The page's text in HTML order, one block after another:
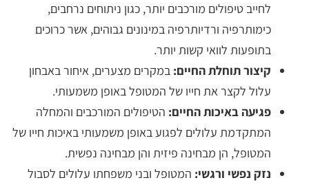
לחייב טיפולים מורכבים יותר, כגון ניתוחים נרחבים,
כימותרפיה ורדיותרפיה במינונים גבוהים, אשר כרוכים
בתופעות לוואי קשות יותר.
קיצור תוחלת החיים: במקרים מצערים, איחור באבחון
עלול לקצר את חייו של המטופל באופן משמעותי.
פגיעה באיכות החיים: הטיפולים המורכבים והמחלה
המתקדמת עלולים לפגוע באופן משמעותי באיכות חייו של
המטופל, הן מבחינה פיזית והן מבחינה נפשית.
נזק נפשי ורגשי: המטופל ובני משפחתו עלולים לסבול